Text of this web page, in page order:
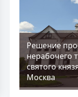
Решение
нерабочего
святого
Москва